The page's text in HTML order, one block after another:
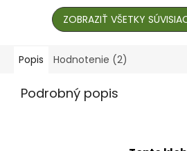
ZOBRAZIŤ VŠETKY
Popis Hodnotenie (2)
Podrobný popis